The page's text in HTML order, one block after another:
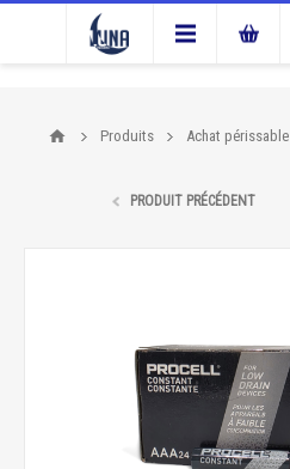
Produits Achat périssable
PRODUIT PRÉCÉDENT